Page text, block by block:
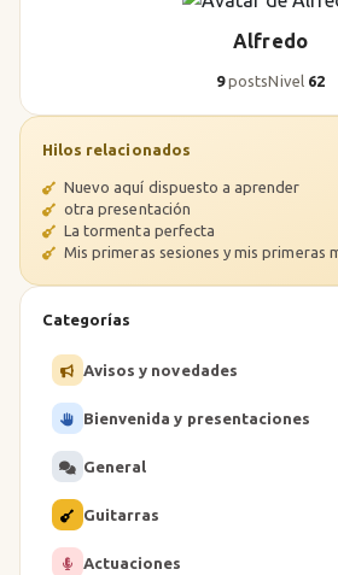
Alfredo
9postsNivel 62
Hilos relacionados
Nuevo aquí dispuesto a aprender
otra presentación
La tormenta perfecta
Mis primeras sesiones y mis primeras
Categorías
Avisos y novedades
Bienvenida y presentaciones
General
Guitarras
Actuaciones